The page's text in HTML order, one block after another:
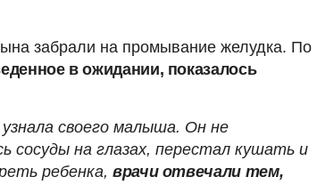
забрали на промывание желудка. По
в ожидании, показалось
своего малыша. Он не
сосуды на глазах, перестал кушать и
ребенка, врачи отвечали тем,